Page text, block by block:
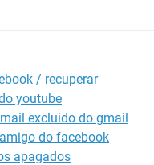
do Facebook
é:
a confirmar a tua
de verificar o teu
teu browser. Só pode ser
/ recuperar
youtube
excluido do gmail
do facebook
apagados